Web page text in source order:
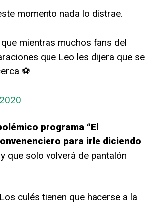
momento nada lo distrae.
mientras muchos fans del
que Leo les dijera que se
⚽️
programa “El
para irle diciendo
que solo volverá de pantalón
culés tienen que hacerse a la